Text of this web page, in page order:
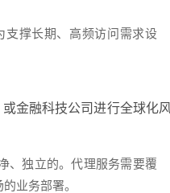
支撑长期、高频访问需求设
金融科技公司进行全球化
、独立的。代理服务需要覆
业务部署。